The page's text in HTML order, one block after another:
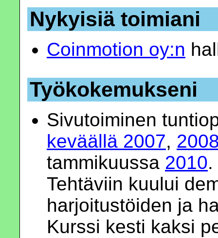
Nykyisiä toimiani
Coinmotion oy:n
Työkokemukseni
Sivutoiminen
keväällä 2007,
tammikuussa 2010.
Tehtäviin kuului
harjoitustöiden ja
Kurssi kesti kaksi